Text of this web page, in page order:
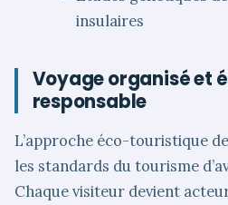
insulaires
Voyage organisé et
responsable
L’approche éco-touristique
les standards du tourisme
Chaque visiteur devient